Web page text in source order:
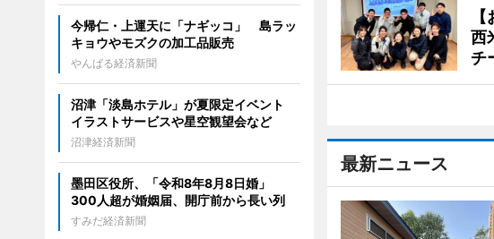
西
チ
最新ニュース
今帰仁・上運天に「ナギッコ」 島ラッ
キョウやモズクの加工品販売
やんばる経済新聞
沼津「淡島ホテル」が夏限定イベント
イラストサービスや星空観望会など
沼津経済新聞
墨田区役所、「令和8年8月8日婚」
300人超が婚姻届、開庁前から長い列
すみだ経済新聞